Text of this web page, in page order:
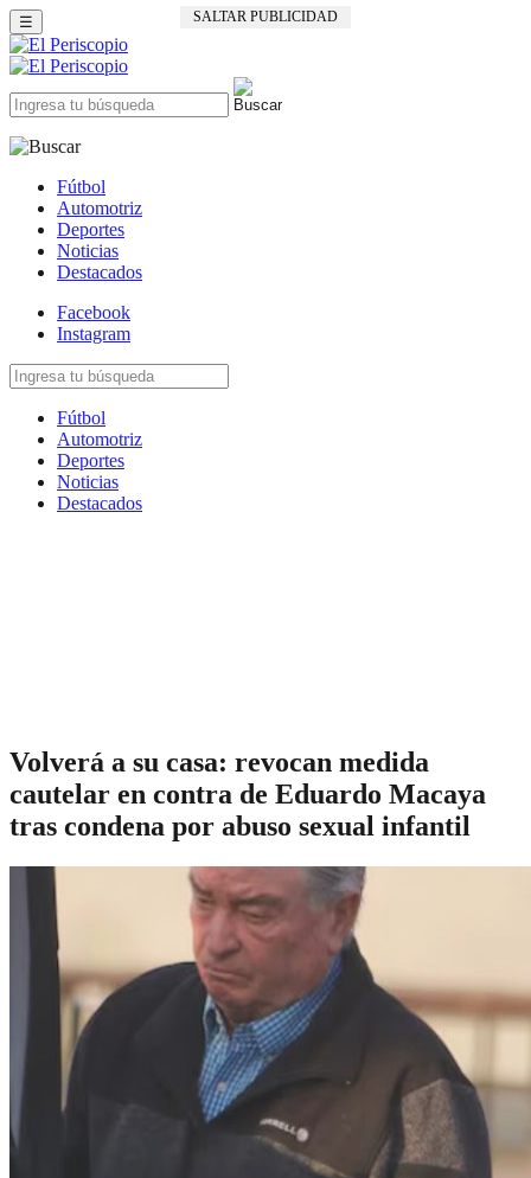
SALTAR PUBLICIDAD
☰
Fútbol
Automotriz
Deportes
Noticias
Destacados
Facebook
Instagram
Fútbol
Automotriz
Deportes
Noticias
Destacados
Volverá a su casa: revocan medida
cautelar en contra de Eduardo Macaya
tras condena por abuso sexual infantil